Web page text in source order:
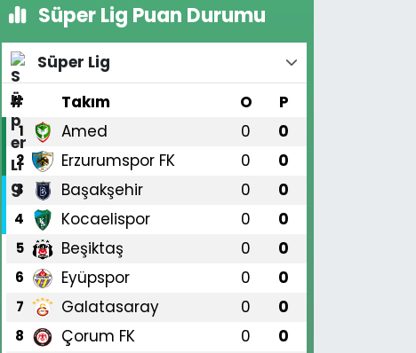
Süper Lig Puan Durumu
Süper Lig
#
Takım O P
1 Amed 0 0
2 Erzurumspor FK 0 0
3 Başakşehir 0 0
4 Kocaelispor 0 0
5 Beşiktaş 0 0
6 Eyüpspor 0 0
7 Galatasaray 0 0
8 Çorum FK 0 0